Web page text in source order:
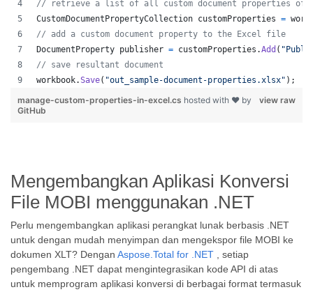
// retrieve a list of all custom document properties of
CustomDocumentPropertyCollection customProperties =
// add a custom document property to the Excel file
DocumentProperty publisher = customProperties .Add (
// save resultant document
workbook.Save( "out_sample-document-properties.xlsx" ) ;
view raw
manage-custom-properties-in-excel.cs hosted with ❤ by
GitHub
Mengembangkan Aplikasi Konversi
File MOBI menggunakan .NET
Perlu mengembangkan aplikasi perangkat lunak berbasis .NET
untuk dengan mudah menyimpan dan mengekspor file MOBI ke
dokumen XLT? Dengan Aspose.Total for .NET , setiap
pengembang .NET dapat mengintegrasikan kode API di atas
untuk memprogram aplikasi konversi di berbagai format termasuk